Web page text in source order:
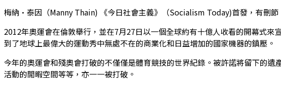
梅納·泰因（Manny Thain) 《今日社會主義》（Socialism Today)首發，有刪
2012年奧運會在倫敦舉行，並在7月27日以一個全球約有十億人收看的開幕式
到了地球上最偉大的運動秀中無處不在的商業化和日益增加的國家機器的鎮壓。
今年的奧運會和殘奧會打破的不僅僅是體育競技的世界紀錄。被許諾將留下的
活動的閒暇空間等等，亦一一被打破。